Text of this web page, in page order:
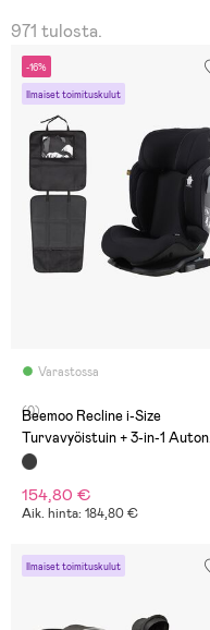
971 tulosta.
-16%
Ilmaiset toimituskulut
Varastossa
(0)
Beemoo Recline i-Size
Turvavyöistuin + 3-in-1 Auton
Istuinsuoja, Black Stone
154,80 €
Aik. hinta: 184,80 €
Ilmaiset toimituskulut